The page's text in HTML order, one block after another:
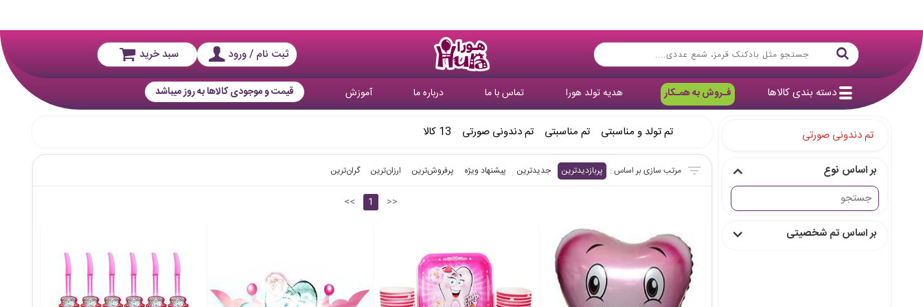
ثبت نام / ورود سبد خرید
دسته بندی کالاها فـروش به همـکار هدیه تولد هورا تماس با ما درباره ما آموزش قیمت و موجودی کالاها به روز میباشد
تم تولد و مناسبتی تم مناسبتی تم دندونی صورتی 13 کالا
پربازدیدترین جدیدترین پیشنهاد ویژه پرفروش‌ترین‌ ارزان‌ترین گران‌ترین
<< 1 >>
تم دندونی صورتی
بر اساس نوع
بر اساس تم شخصیتی